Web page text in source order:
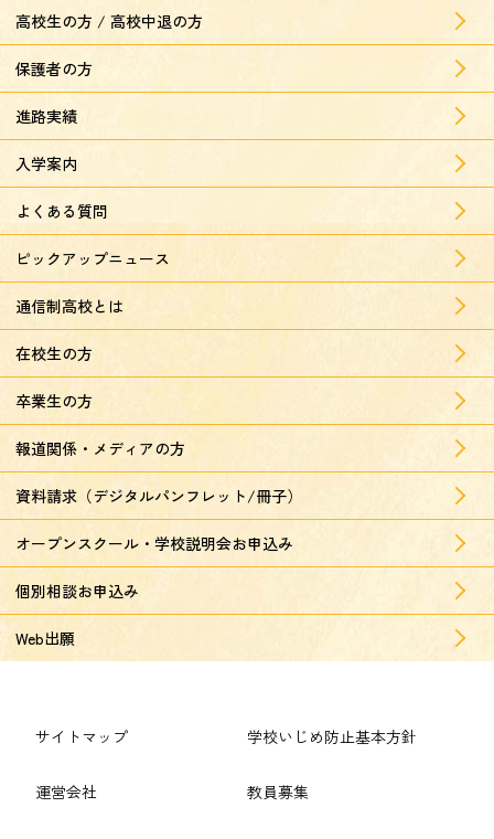
高校生の方 / 高校中退の方
保護者の方
進路実績
入学案内
よくある質問
ピックアップニュース
通信制高校とは
在校生の方
卒業生の方
報道関係・メディアの方
資料請求（デジタルパンフレット/冊子）
オープンスクール・学校説明会お申込み
個別相談お申込み
Web出願
サイトマップ
運営会社
学校いじめ防止基本方針
教員募集